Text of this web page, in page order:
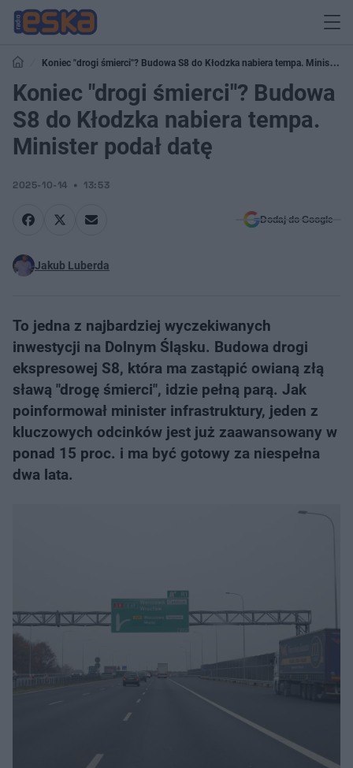
Koniec "drogi śmierci"? Budowa S8 do Kłodzka nabiera tempa. Minister
podał datę
Koniec "drogi śmierci"? Budowa
S8 do Kłodzka nabiera tempa.
Minister podał datę
2025-10-14 13:53
Dodaj do Google
Jakub Luberda
To jedna z najbardziej wyczekiwanych
inwestycji na Dolnym Śląsku. Budowa drogi
ekspresowej S8, która ma zastąpić owianą złą
sławą "drogę śmierci", idzie pełną parą. Jak
poinformował minister infrastruktury, jeden z
kluczowych odcinków jest już zaawansowany w
ponad 15 proc. i ma być gotowy za niespełna
dwa lata.